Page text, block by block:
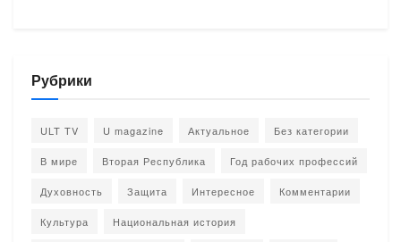
Рубрики
ULT TV U magazine Актуальное Без категории
В мире Вторая Республика Год рабочих профессий
Духовность Защита Интересное Комментарии
Культура Национальная история